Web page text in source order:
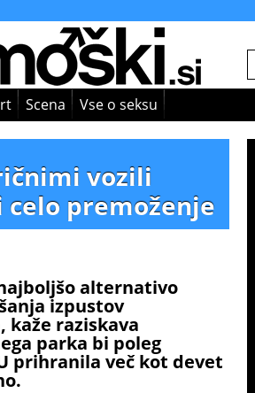
Scena Vse o seksu
vozili
premoženje
alternativo
izpustov
raziskava
parka bi poleg
prihranila več kot devet